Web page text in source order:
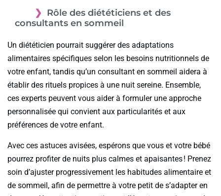
Rôle des diététiciens et des
consultants en sommeil
Un diététicien pourrait suggérer des adaptations
alimentaires spécifiques selon les besoins nutritionnels de
votre enfant, tandis qu’un consultant en sommeil aidera à
établir des rituels propices à une nuit sereine. Ensemble,
ces experts peuvent vous aider à formuler une approche
personnalisée qui convient aux particularités et aux
préférences de votre enfant.
Avec ces astuces avisées, espérons que vous et votre bébé
pourrez profiter de nuits plus calmes et apaisantes ! Prenez
soin d’ajuster progressivement les habitudes alimentaire et
de sommeil, afin de permettre à votre petit de s’adapter en